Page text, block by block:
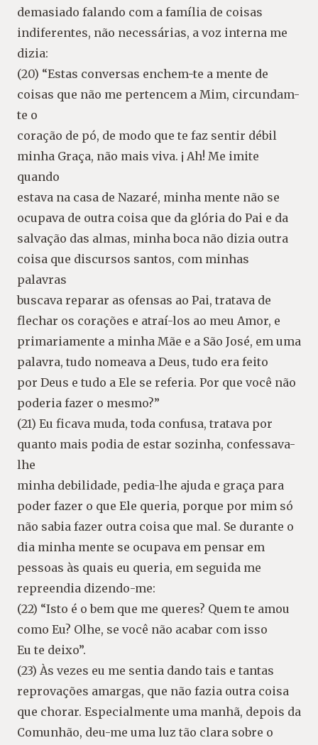
demasiado falando com a família de coisas
indiferentes, não necessárias, a voz interna me
dizia:
(20) “Estas conversas enchem-te a mente de
coisas que não me pertencem a Mim, circundam-
te o
coração de pó, de modo que te faz sentir débil
minha Graça, não mais viva. ¡ Ah! Me imite
quando
estava na casa de Nazaré, minha mente não se
ocupava de outra coisa que da glória do Pai e da
salvação das almas, minha boca não dizia outra
coisa que discursos santos, com minhas
palavras
buscava reparar as ofensas ao Pai, tratava de
flechar os corações e atraí-los ao meu Amor, e
primariamente a minha Mãe e a São José, em uma
palavra, tudo nomeava a Deus, tudo era feito
por Deus e tudo a Ele se referia. Por que você não
poderia fazer o mesmo?”
(21) Eu ficava muda, toda confusa, tratava por
quanto mais podia de estar sozinha, confessava-
lhe
minha debilidade, pedia-lhe ajuda e graça para
poder fazer o que Ele queria, porque por mim só
não sabia fazer outra coisa que mal. Se durante o
dia minha mente se ocupava em pensar em
pessoas às quais eu queria, em seguida me
repreendia dizendo-me:
(22) “Isto é o bem que me queres? Quem te amou
como Eu? Olhe, se você não acabar com isso
Eu te deixo”.
(23) Às vezes eu me sentia dando tais e tantas
reprovações amargas, que não fazia outra coisa
que chorar. Especialmente uma manhã, depois da
Comunhão, deu-me uma luz tão clara sobre o